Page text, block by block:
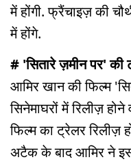
में होंगी. फ्रैंचाइज़ की
में होंगे.
# 'सितारे ज़मीन पर' की
आमिर खान की फिल्म
सिनेमाघरों में रिलीज़
फिल्म का ट्रेलर रिलीज़
अटैक के बाद आमिर ने